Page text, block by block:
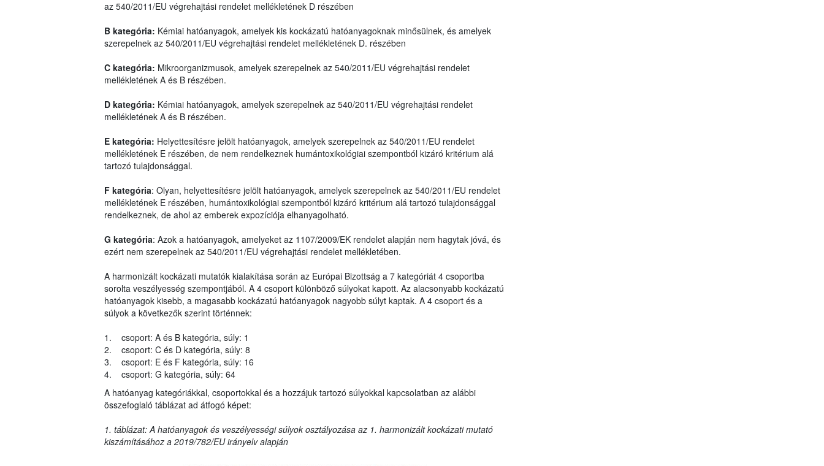
az 540/2011/EU végrehajtási rendelet mellékletének D részében
B kategória: Kémiai hatóanyagok, amelyek kis kockázatú hatóanyagoknak minősülnek, és amelyek
szerepelnek az 540/2011/EU végrehajtási rendelet mellékletének D. részében
C kategória: Mikroorganizmusok, amelyek szerepelnek az 540/2011/EU végrehajtási rendelet
mellékletének A és B részében.
D kategória: Kémiai hatóanyagok, amelyek szerepelnek az 540/2011/EU végrehajtási rendelet
mellékletének A és B részében.
E kategória: Helyettesítésre jelölt hatóanyagok, amelyek szerepelnek az 540/2011/EU rendelet
mellékletének E részében, de nem rendelkeznek humántoxikológiai szempontból kizáró kritérium alá
tartozó tulajdonsággal.
F kategória: Olyan, helyettesítésre jelölt hatóanyagok, amelyek szerepelnek az 540/2011/EU rendelet
mellékletének E részében, humántoxikológiai szempontból kizáró kritérium alá tartozó tulajdonsággal
rendelkeznek, de ahol az emberek expozíciója elhanyagolható.
G kategória: Azok a hatóanyagok, amelyeket az 1107/2009/EK rendelet alapján nem hagytak jóvá, és
ezért nem szerepelnek az 540/2011/EU végrehajtási rendelet mellékletében.
A harmonizált kockázati mutatók kialakítása során az Európai Bizottság a 7 kategóriát 4 csoportba
sorolta veszélyesség szempontjából. A 4 csoport különböző súlyokat kapott. Az alacsonyabb kockázatú
hatóanyagok kisebb, a magasabb kockázatú hatóanyagok nagyobb súlyt kaptak. A 4 csoport és a
súlyok a következők szerint történnek:
1. csoport: A és B kategória, súly: 1
2. csoport: C és D kategória, súly: 8
3. csoport: E és F kategória, súly: 16
4. csoport: G kategória, súly: 64
A hatóanyag kategóriákkal, csoportokkal és a hozzájuk tartozó súlyokkal kapcsolatban az alábbi
összefoglaló táblázat ad átfogó képet:
1. táblázat: A hatóanyagok és veszélyességi súlyok osztályozása az 1. harmonizált kockázati mutató
kiszámításához a 2019/782/EU irányelv alapján